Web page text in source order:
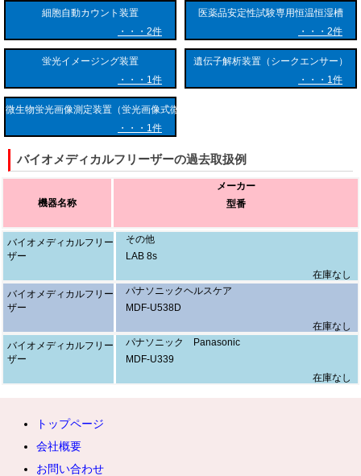
す。1段目の回路で2段目の回路の熱を冷やし、2段目の回路で庫内をさ
らに強力に冷却することで、単一の回路では到達不可能な超低温を作り
出します。
また、庫内の冷気を逃がさず外気の熱を遮断するために、高度な断熱技
術が採用されています。特に、薄型でありながら非常に高い断熱効果を
持つ真空断熱材（VIP）の配置や、多重式の内扉構造により、庫内容積
を圧迫することなく熱侵入を最小限に抑えています。
さらに、温度制御には高精度なセンサーとマイクロプロセッサーが用い
られ、常時温度を監視・調整しています。霜取り（デフロスト）処理に
おいても、保管物への熱的影響を考慮し、加熱ヒーターを使わない直冷
式や、一時的な温度上昇を極力抑える特殊な制御技術が導入されていま
す。
■ 具体的用途と活用分野
バイオメディカルフリーザーは、生命科学研究から医療現場、工業分野
に至るまで、極めて幅広い用途で使用されています。
医療分野においては、血液製剤や血漿、各種ワクチンの保管に不可欠で
す。特に近年のmRNAワクチンをはじめとする先進的な製剤は、厳格な
低温管理が品質維持の絶対条件となります。また、移植用の組織や器
研究・ライフサイエンス分野では、DNAやRNAなどの核酸、タンパク
質、酵素、各種細胞株（幹細胞や免疫細胞など）、病原体（ウイルスや
細菌）の長期保存に利用されます。これらの生物試料は、わずかな温度
細胞自動カウント装置
2件
医薬品安定性試験専用恒温恒湿槽
2件
蛍光イメージング装置
1件
遺伝子解析装置（シークエンサー）
1件
微生物蛍光画像測定装置（蛍光画像式微生物検査装置）
1件
バイオメディカルフリーザーの過去取扱例
機器名称
メーカー
型番
バイオメディカルフリー
ザー
その他
LAB 8s
在庫なし
バイオメディカルフリー
ザー
パナソニックヘルスケア
MDF-U538D
在庫なし
バイオメディカルフリー
ザー
パナソニック Panasonic
MDF-U339
在庫なし
トップページ
会社概要
お問い合わせ